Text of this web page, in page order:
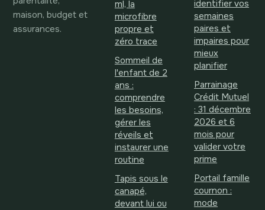
maison, budget et
assurances.
ml, la
microfibre
propre et
zéro trace
Sommeil de
l'enfant de 2
ans :
comprendre
les besoins,
gérer les
réveils et
instaurer une
routine
Tapis sous le
canapé,
devant lui ou
identifier vos
semaines
paires et
impaires pour
mieux
planifier
Parrainage
Crédit Mutuel
: 31 décembre
2026 et 6
mois pour
valider votre
prime
Portail famille
cournon :
mode